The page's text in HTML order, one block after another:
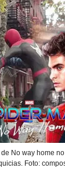
No way home
Foto: